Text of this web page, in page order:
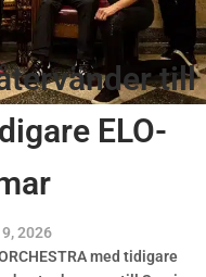
till
ELO-
2026
med tidigare